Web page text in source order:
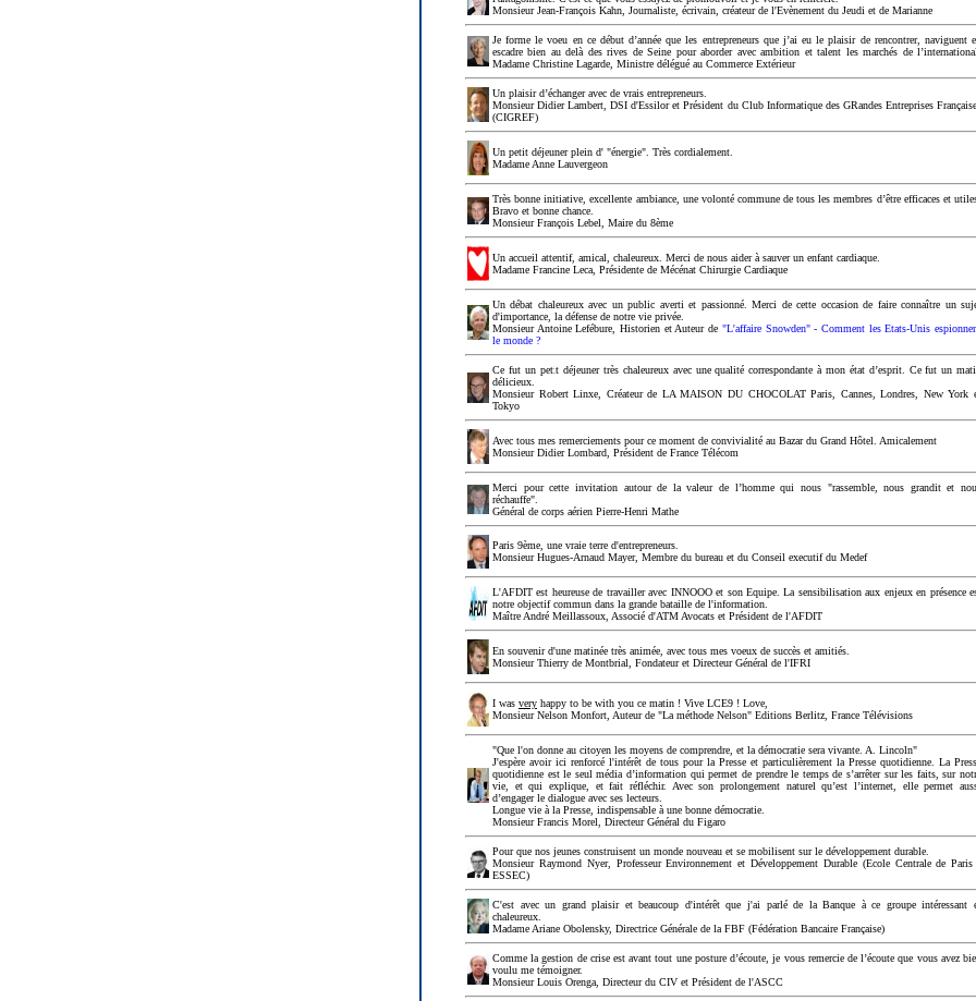
Monsieur Jean-François Kahn, Journaliste, écrivain, créateur de l'Evènement du Jeudi et de Marianne
Je forme le voeu en ce début d’année que les entrepreneurs que j’ai eu le plaisir de rencontrer, naviguent
escadre bien au delà des rives de Seine pour aborder avec ambition et talent les marchés de l’international.
Madame Christine Lagarde, Ministre délégué au Commerce Extérieur
Un plaisir d’échanger avec de vrais entrepreneurs.
Monsieur Didier Lambert, DSI d'Essilor et Président du Club Informatique des GRandes Entreprises
(CIGREF)
Un petit déjeuner plein d' "énergie". Très cordialement.
Madame Anne Lauvergeon
Très bonne initiative, excellente ambiance, une volonté commune de tous les membres d’être efficaces et
Bravo et bonne chance.
Monsieur François Lebel, Maire du 8ème
Un accueil attentif, amical, chaleureux. Merci de nous aider à sauver un enfant cardiaque.
Madame Francine Leca, Présidente de Mécénat Chirurgie Cardiaque
Un débat chaleureux avec un public averti et passionné. Merci de cette occasion de faire connaître un
d'importance, la défense de notre vie privée.
Monsieur Antoine Lefébure, Historien et Auteur de "L'affaire Snowden" - Comment les Etats-Unis
le monde ?
Ce fut un petit déjeuner très chaleureux avec une qualité correspondante à mon état d’esprit. Ce fut un
délicieux.
Monsieur Robert Linxe, Créateur de LA MAISON DU CHOCOLAT Paris, Cannes, Londres, New York
Tokyo
Avec tous mes remerciements pour ce moment de convivialité au Bazar du Grand Hôtel. Amicalement
Monsieur Didier Lombard, Président de France Télécom
Merci pour cette invitation autour de la valeur de l’homme qui nous "rassemble, nous grandit et
réchauffe".
Général de corps aérien Pierre-Henri Mathe
Paris 9ème, une vraie terre d'entrepreneurs.
Monsieur Hugues-Arnaud Mayer, Membre du bureau et du Conseil executif du Medef
L'AFDIT est heureuse de travailler avec INNOOO et son Equipe. La sensibilisation aux enjeux en présence
notre objectif commun dans la grande bataille de l'information.
Maître André Meillassoux, Associé d'ATM Avocats et Président de l'AFDIT
En souvenir d'une matinée très animée, avec tous mes voeux de succès et amitiés.
Monsieur Thierry de Montbrial, Fondateur et Directeur Général de l'IFRI
I was very happy to be with you ce matin ! Vive LCE9 ! Love,
Monsieur Nelson Monfort, Auteur de "La méthode Nelson" Editions Berlitz, France Télévisions
"Que l'on donne au citoyen les moyens de comprendre, et la démocratie sera vivante. A. Lincoln"
J'espère avoir ici renforcé l'intérêt de tous pour la Presse et particulièrement la Presse quotidienne. La
quotidienne est le seul média d’information qui permet de prendre le temps de s’arrêter sur les faits, sur
vie, et qui explique, et fait réfléchir. Avec son prolongement naturel qu’est l’internet, elle permet
d’engager le dialogue avec ses lecteurs.
Longue vie à la Presse, indispensable à une bonne démocratie.
Monsieur Francis Morel, Directeur Général du Figaro
Pour que nos jeunes construisent un monde nouveau et se mobilisent sur le développement durable.
Monsieur Raymond Nyer, Professeur Environnement et Développement Durable (Ecole Centrale de
ESSEC)
C'est avec un grand plaisir et beaucoup d'intérêt que j'ai parlé de la Banque à ce groupe intéressant
chaleureux.
Madame Ariane Obolensky, Directrice Générale de la FBF (Fédération Bancaire Française)
Comme la gestion de crise est avant tout une posture d’écoute, je vous remercie de l’écoute que vous avez
voulu me témoigner.
Monsieur Louis Orenga, Directeur du CIV et Président de l'ASCC